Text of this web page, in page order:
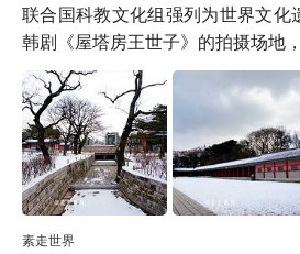
联合国科教文化组强列为世界文化
韩剧《屋塔房王世子》的拍摄场地
素走世界